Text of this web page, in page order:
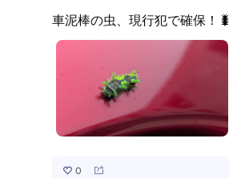
車泥棒の虫、現行犯で確保！🐛
0